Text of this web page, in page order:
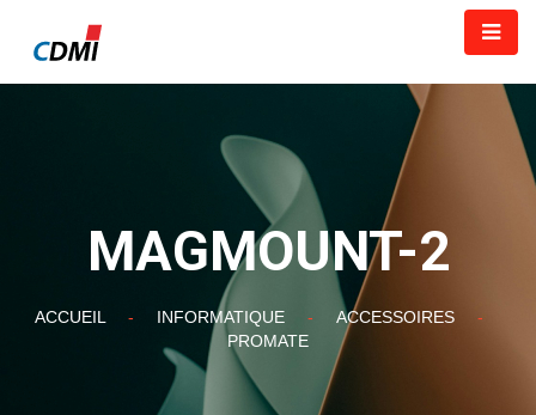
MAGMOUNT-2
ACCUEIL - INFORMATIQUE - ACCESSOIRES
-
PROMATE